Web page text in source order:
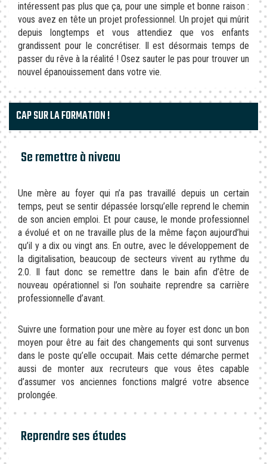
intéressent pas plus que ça, pour une simple et bonne raison :
vous avez en tête un projet professionnel. Un projet qui mûrit
depuis longtemps et vous attendiez que vos enfants
grandissent pour le concrétiser. Il est désormais temps de
passer du rêve à la réalité ! Osez sauter le pas pour trouver un
nouvel épanouissement dans votre vie.
CAP SUR LA FORMATION !
Se remettre à niveau
Une mère au foyer qui n’a pas travaillé depuis un certain
temps, peut se sentir dépassée lorsqu’elle reprend le chemin
de son ancien emploi. Et pour cause, le monde professionnel
a évolué et on ne travaille plus de la même façon aujourd’hui
qu’il y a dix ou vingt ans. En outre, avec le développement de
la digitalisation, beaucoup de secteurs vivent au rythme du
2.0. Il faut donc se remettre dans le bain afin d’être de
nouveau opérationnel si l’on souhaite reprendre sa carrière
professionnelle d’avant.
Suivre une formation pour une mère au foyer est donc un bon
moyen pour être au fait des changements qui sont survenus
dans le poste qu’elle occupait. Mais cette démarche permet
aussi de monter aux recruteurs que vous êtes capable
d’assumer vos anciennes fonctions malgré votre absence
prolongée.
Reprendre ses études